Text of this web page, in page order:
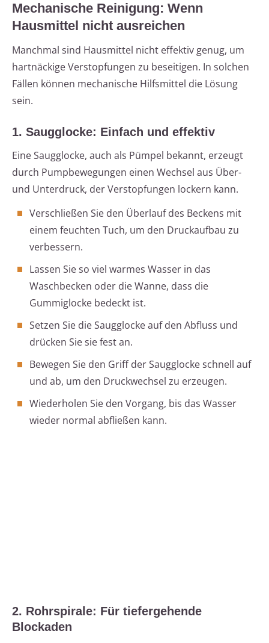
Mechanische Reinigung: Wenn
Hausmittel nicht ausreichen
Manchmal sind Hausmittel nicht effektiv genug, um
hartnäckige Verstopfungen zu beseitigen. In solchen
Fällen können mechanische Hilfsmittel die Lösung
sein.
1. Saugglocke: Einfach und effektiv
Eine Saugglocke, auch als Pümpel bekannt, erzeugt
durch Pumpbewegungen einen Wechsel aus Über-
und Unterdruck, der Verstopfungen lockern kann.
Verschließen Sie den Überlauf des Beckens mit
einem feuchten Tuch, um den Druckaufbau zu
verbessern.
Lassen Sie so viel warmes Wasser in das
Waschbecken oder die Wanne, dass die
Gummiglocke bedeckt ist.
Setzen Sie die Saugglocke auf den Abfluss und
drücken Sie sie fest an.
Bewegen Sie den Griff der Saugglocke schnell auf
und ab, um den Druckwechsel zu erzeugen.
Wiederholen Sie den Vorgang, bis das Wasser
wieder normal abfließen kann.
2. Rohrspirale: Für tiefergehende
Blockaden